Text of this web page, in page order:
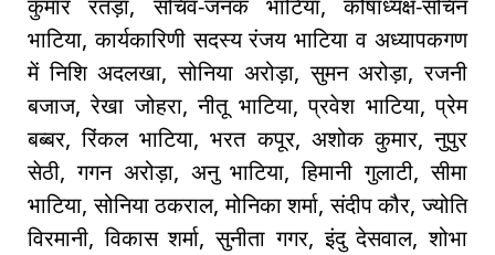
कुमार रतड़ा, सचिव-जनक भाटिया, कोषाध्यक्ष-सचिन
भाटिया, कार्यकारिणी सदस्य रंजय भाटिया व अध्यापकगण
में निशि अदलखा, सोनिया अरोड़ा, सुमन अरोड़ा, रजनी
बजाज, रेखा जोहरा, नीतू भाटिया, प्रवेश भाटिया, प्रेम
बब्बर, रिंकल भाटिया, भरत कपूर, अशोक कुमार, नुपुर
सेठी, गगन अरोड़ा, अनु भाटिया, हिमानी गुलाटी, सीमा
भाटिया, सोनिया ठकराल, मोनिका शर्मा, संदीप कौर, ज्योति
विरमानी, विकास शर्मा, सुनीता गगर, इंदु देसवाल, शोभा